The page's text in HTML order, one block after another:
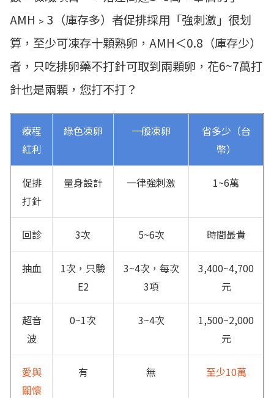
AMH﹥3（庫存多）者促排採用「強刺激」很划
算，至少可凍存十顆熟卵，AMH＜0.8（庫存少）
者，只吃排卵藥不打針可取到兩顆卵，花6~7萬打
針也是兩顆，您打不打？
療程
紅利
綠色凍卵 一般凍卵
省多少（台
幣）
促排
打針
量身設計 一律強刺激 1~6萬
回診 3次 5~6次 時間最貴
抽血
1次，只驗
E2
3~4次，每次
3項
3,400~4,700
元
超音
波
0~1次 3~4次
1,500~2,000
元
愛與
關懷
有 無 至少10萬